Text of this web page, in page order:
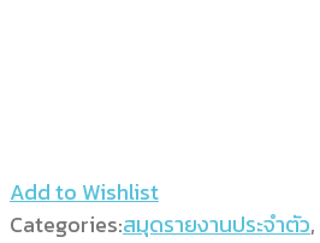
Add to Wishlist
Categories:สมุดรายงานประจำตัว,